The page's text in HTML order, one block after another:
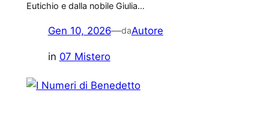
Eutichio e dalla nobile Giulia…
Gen 10, 2026—daAutore
in 07 Mistero